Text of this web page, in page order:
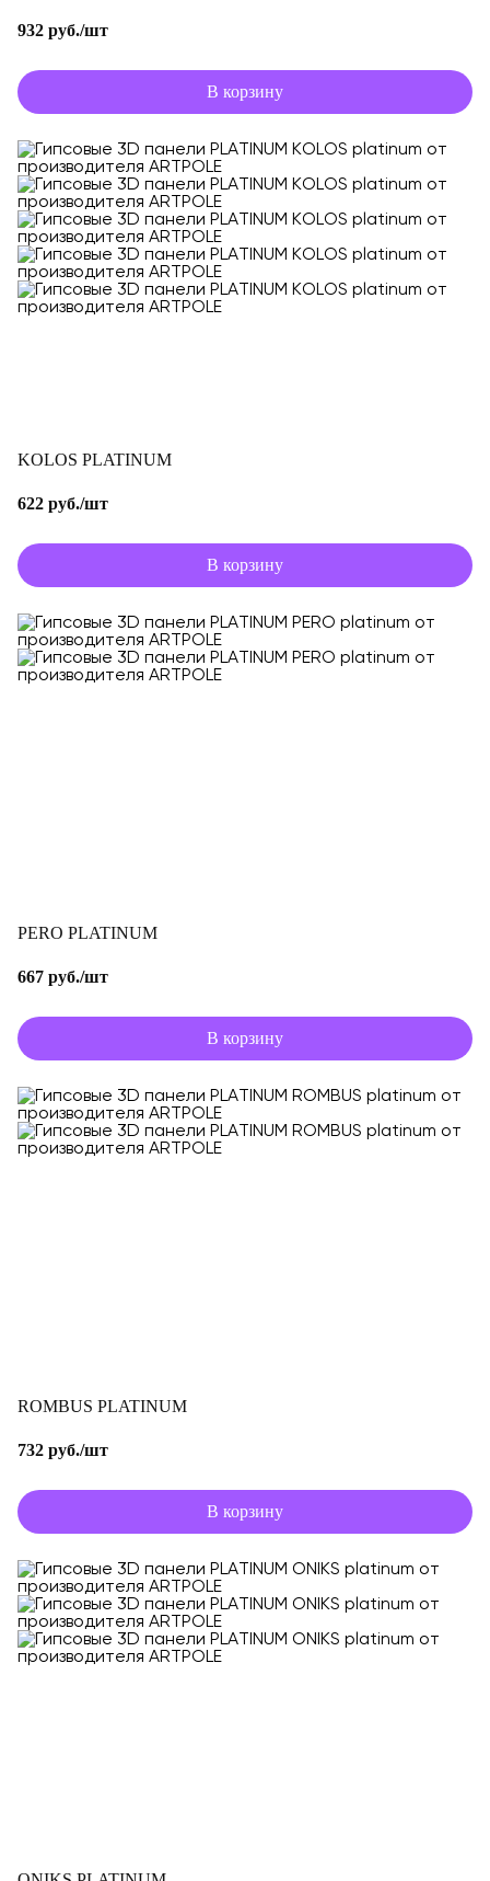
932 руб./шт
В корзину
KOLOS PLATINUM
622 руб./шт
В корзину
PERO PLATINUM
667 руб./шт
В корзину
ROMBUS PLATINUM
732 руб./шт
В корзину